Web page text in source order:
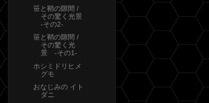
笹と鞘の隙間 /
その驚く光景
-その2-
笹と鞘の隙間 /
その驚く光
景 -その1-
ホシミドリヒメ
グモ
おなじみの イト
ダニ